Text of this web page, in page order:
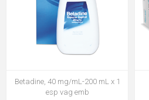
Betadine, 40 mg/mL-200 mL x 1
esp vag emb